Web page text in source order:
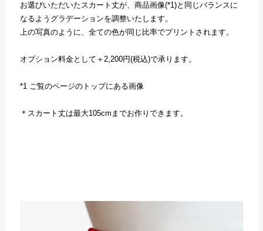
お選びいただいたスカート丈が、商品画像(*1)と同じバランスに
なるようグラデーションを調整いたします。
上の写真のように、全ての色が同じ比率でプリントされます。
オプション料金として＋2,200円(税込)で承ります。
*1 ご覧のページのトップにある画像
＊スカート丈は最大105cmまでお作りできます。